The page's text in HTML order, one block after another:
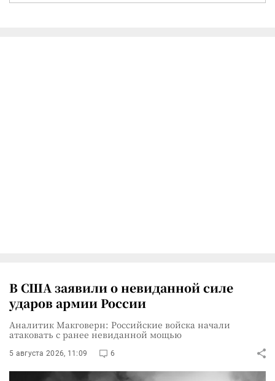
В США заявили о невиданной силе
ударов армии России
Аналитик Макговерн: Российские войска начали
атаковать с ранее невиданной мощью
5 августа 2026, 11:09 6